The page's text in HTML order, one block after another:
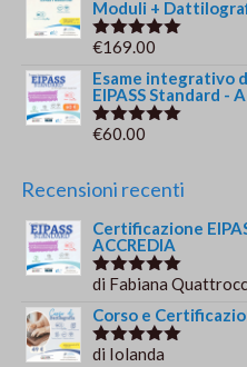
Moduli +
Valutato
€169.00
Esame integrativo
EIPASS Standard -
Valutato
€60.00
Recensioni recenti
Certificazione
ACCREDIA
Valutato5
di Fabiana
Corso e
Valutato5
di Iolanda